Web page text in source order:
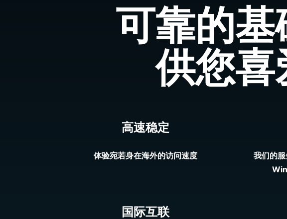
可靠的
供您喜
高速稳定
体验宛若身在海外的访问速度
我们的
国际互联